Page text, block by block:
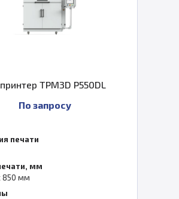
TPM3D P550DL
По запросу
печати
мм
850 мм